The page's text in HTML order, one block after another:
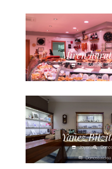
Miren
Carnicería
Tolosaldea
Yañez
Joyería
Donostialdea